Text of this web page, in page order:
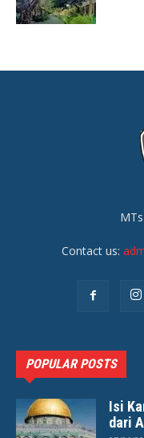
Contact us:
POPULAR POSTS
Isi
dari